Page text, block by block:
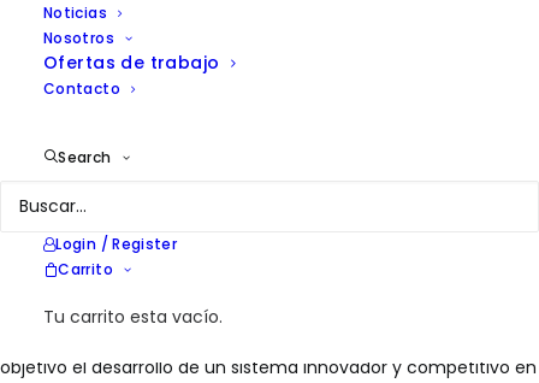
Noticias
Nosotros
Ofertas de trabajo
Contacto
Search
Login / Register
Carrito
Tu carrito esta vacío.
Con la UE estableciendo objetivos para que los estados
el uso eficiente de la energía toma una gran importancia en la
actualidad en Europa. Por lo tanto, las innovaciones en el
ámbito del uso y la gestión eficiente de la energía son de una
objetivo el desarrollo de un sistema innovador y competitivo en